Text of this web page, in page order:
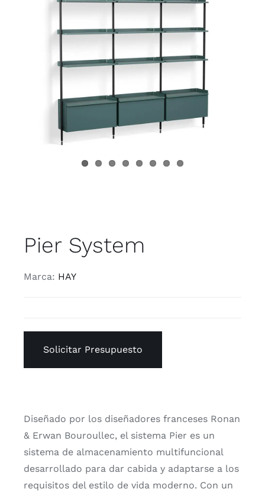
Tiendas
Pier System
Marca: HAY
Solicitar Presupuesto
Diseñado por los diseñadores franceses Ronan
& Erwan Bouroullec, el sistema Pier es un
sistema de almacenamiento multifuncional
desarrollado para dar cabida y adaptarse a los
requisitos del estilo de vida moderno. Con un